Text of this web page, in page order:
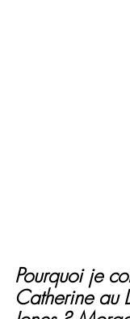
Pourquoi je
Catherine au